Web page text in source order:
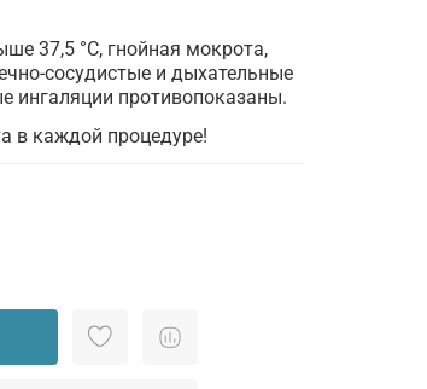
37,5 °C, гнойная мокрота,
сосудистые и дыхательные
ингаляции противопоказаны.
в каждой процедуре!